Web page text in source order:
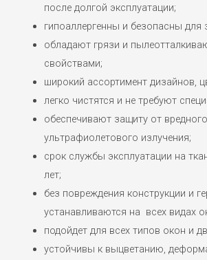
после долгой эксплуатации;
гипоаллергенны и безопасны для
обладают грязи и
свойствами;
широкий ассортимент дизайнов,
легко чистятся и не требуют
обеспечивают защиту от вредного
ультрафиолетового излучения;
срок службы эксплуатации на
лет;
без повреждения конструкции и
устанавливаются на всех видах
подойдет для всех типов окон и
устойчивы к выцветанию,